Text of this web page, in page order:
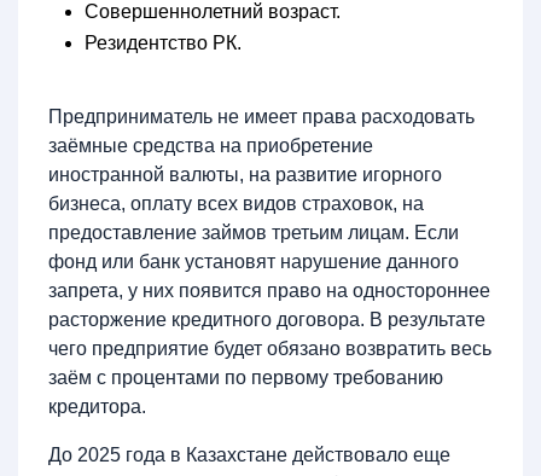
Совершеннолетний возраст.
Резидентство РК.
Предприниматель не имеет права расходовать
заёмные средства на приобретение
иностранной валюты, на развитие игорного
бизнеса, оплату всех видов страховок, на
предоставление займов третьим лицам. Если
фонд или банк установят нарушение данного
запрета, у них появится право на одностороннее
расторжение кредитного договора. В результате
чего предприятие будет обязано возвратить весь
заём с процентами по первому требованию
кредитора.
До 2025 года в Казахстане действовало еще